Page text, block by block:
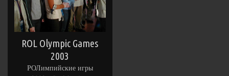
ROL Olympic Games
2003
РОЛимпийские игры